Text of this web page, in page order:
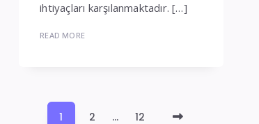
ihtiyaçları karşılanmaktadır. […]
READ MORE
1 2 … 12 Older